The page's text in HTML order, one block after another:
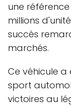
une
millions
succès
marchés.
Ce véhicule a
sport
victoires au